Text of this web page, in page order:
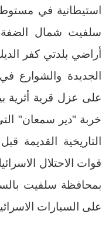
استيطانية في
سلفيت شمال الضفة
أراضي بلدتي كفر
الجديدة والشوارع
على عزل قرية أثرية
خربة "دير سمعان"
قوات الاحتلال
بمحافظة سلفيت
على السيارات